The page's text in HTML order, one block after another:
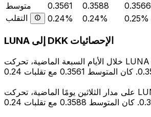
متوسط
0.3561 0.3588
0.3566
التقلب
0.24% 0.24% 0.25%
LUNA إلى DKK الإحصائيات
خلال الأيام السبعة الماضية، تحركت LUNA إلى DKK بين
على مدار الثلاثين يومًا الماضية، تحركت LUNA إلى DKK بين